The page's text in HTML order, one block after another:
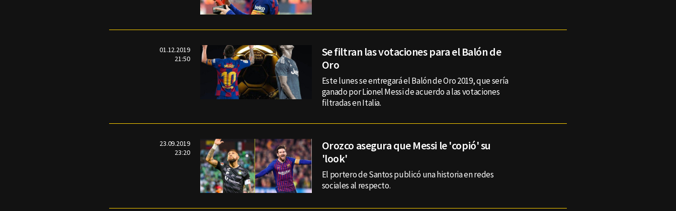
01.12.2019
21:50
Se filtran las votaciones para el Balón de
Oro
Este lunes se entregará el Balón de Oro 2019, que sería
ganado por Lionel Messi de acuerdo a las votaciones
filtradas en Italia.
23.09.2019
23:20
Orozco asegura que Messi le 'copió' su
'look'
El portero de Santos publicó una historia en redes
sociales al respecto.